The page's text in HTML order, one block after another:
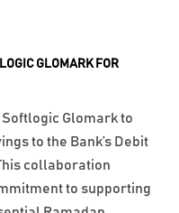
GLOMARK FOR
Glomark to
to the Bank’s Debit
collaboration
to supporting